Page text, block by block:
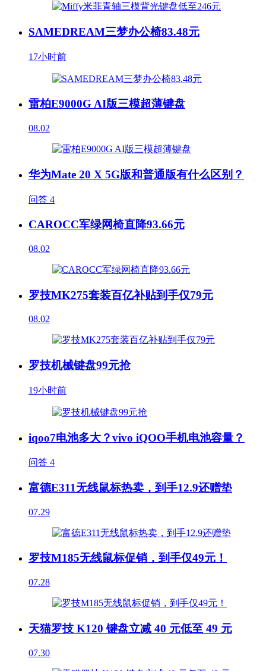
SAMEDREAM三梦办公椅83.48元
17小时前
雷柏E9000G AI版三模超薄键盘
08.02
华为Mate 20 X 5G版和普通版有什么区别？
问答 4
CAROCC军绿网椅直降93.66元
08.02
罗技MK275套装百亿补贴到手仅79元
08.02
罗技机械键盘99元抢
19小时前
iqoo7电池多大？vivo iQOO手机电池容量？
问答 4
富德E311无线鼠标热卖，到手12.9还赠垫
07.29
罗技M185无线鼠标促销，到手仅49元！
07.28
天猫罗技 K120 键盘立减 40 元低至 49 元
07.30